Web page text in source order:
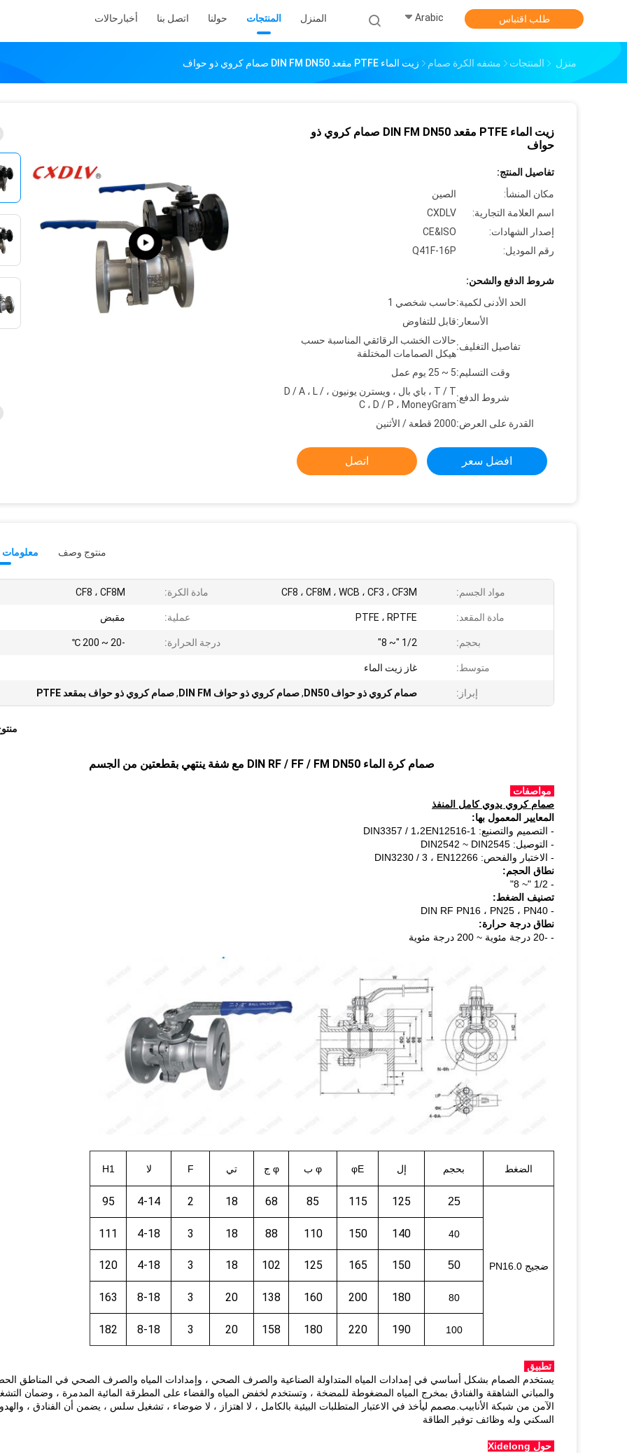
المنزل المنتجات حولنا اتصل بنا أخبار حالات Arabic طلب اقتباس
منزل المنتجات مشفه الكرة صمام زيت الماء PTFE مقعد DIN FM DN50 صمام كروي ذو حواف
زيت الماء PTFE مقعد DIN FM DN50 صمام كروي ذو
حواف
تفاصيل المنتج:
مكان المنشأ:
الصين
اسم العلامة التجارية:
CXDLV
إصدار الشهادات:
CE&ISO
رقم الموديل:
Q41F-16P
شروط الدفع والشحن:
الحد الأدنى لكمية:حاسب شخصي 1
الأسعار:قابل للتفاوض
تفاصيل التغليف:
حالات الخشب الرقائقي المناسبة حسب
هيكل الصمامات المختلفة
وقت التسليم:5 ~ 25 يوم عمل
شروط الدفع:
T / T ، باي بال ، ويسترن يونيون ، D / A ، L /
C ، D / P ، MoneyGram
القدرة على العرض:2000 قطعة / الأثنين
افضل سعر اتصل
معلومات منتوج وصف
مواد الجسم: CF8 ، CF8M ، WCB ، CF3 ، CF3M مادة الكرة: CF8 ، CF8M
مادة المقعد: PTFE ، RPTFE عملية: مقبض
بحجم: 1/2 "~ 8" درجة الحرارة: -20 ~ 200 ℃
متوسط: غاز زيت الماء
إبراز: صمام كروي ذو حواف DN50 ,صمام كروي ذو حواف DIN FM ,صمام كروي ذو حواف بمقعد PTFE
صمام كرة الماء DIN RF / FF / FM DN50 مع شفة ينتهي بقطعتين من الجسم
مواصفات
صمام كروي يدوي كامل المنفذ
المعايير المعمول بها:
- التصميم والتصنيع: DIN3357 / 1،2EN12516-1
- التوصيل: DIN2542 ~ DIN2545
- الاختبار والفحص: DIN3230 / 3 ، EN12266
نطاق الحجم:
- 1/2 "~ 8"
تصنيف الضغط:
- DIN RF PN16 ، PN25 ، PN40
نطاق درجة حرارة:
- -20 درجة مئوية ~ 200 درجة مئوية
الضغط بحجم إل φE φ ب φ ج تي F لا H1
ضجيج PN16.0
25
125
115
85
68
18
2
4-14
95
40
140
150
110
88
18
3
4-18
111
50
150
165
125
102
18
3
4-18
120
80
180
200
160
138
20
3
8-18
163
100
190
220
180
158
20
3
8-18
182
تطبيق
يستخدم الصمام بشكل أساسي في إمدادات المياه المتداولة الصناعية والصرف الصحي ، وإمدادات المياه والصرف الصحي في المناطق
والمباني الشاهقة والفنادق بمخرج المياه المضغوطة للمضخة ، وتستخدم لخفض المياه والقضاء على المطرقة المائية المدمرة ، وضمان
الآمن من شبكة الأنابيب.مصمم ليأخذ في الاعتبار المتطلبات البيئية بالكامل ، لا اهتزاز ، لا ضوضاء ، تشغيل سلس ، يضمن أن الفنادق ،
السكني وله وظائف توفير الطاقة
حول Xidelong